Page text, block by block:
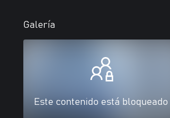
Galería
Este contenido está bloqueado